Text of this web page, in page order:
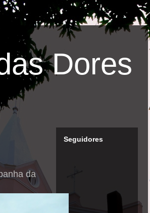
Dores
da
Seguidores